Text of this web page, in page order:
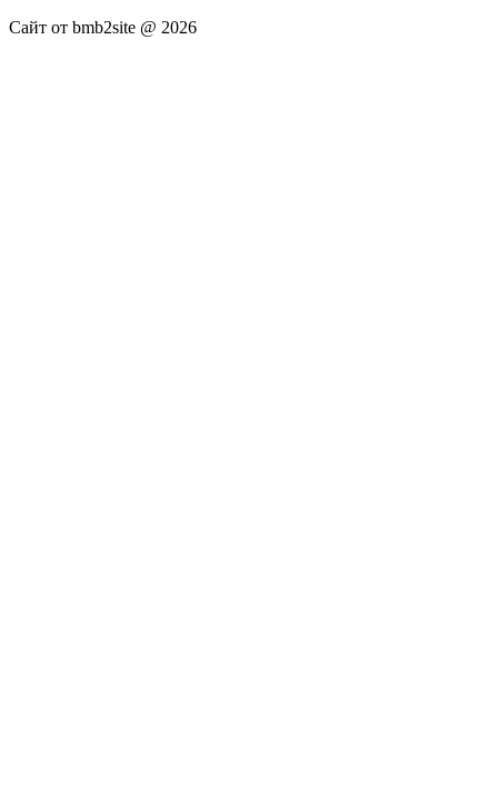
Сайт от bmb2site @ 2026